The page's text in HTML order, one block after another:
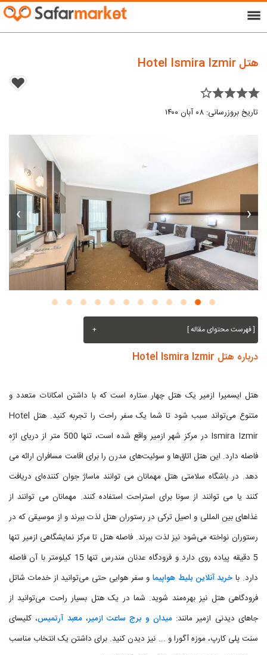
menu
هتل Hotel Ismira Izmir
star_border star star star star
تاریخ بروزرسانی: ۰۸ آبان ۱۴۰۰
‹
›
[ فهرست محتوای مقاله ] +
درباره هتل Hotel Ismira Izmir
هتل ایسمیرا ازمیر یک هتل چهار ستاره است که با داشتن امکانات متعدد و
متنوع می‌تواند سبب شود تا شما یک سفر راحت را تجربه کنید. هتل Hotel
Ismira Izmir در مرکز شهر ازمیر واقع شده است، تنها 500 متر از دریای اژه
فاصله دارد. این هتل اتاق‌ها و سوئیت‌های مدرن را برای اقامت مسافران ارائه می
دهد. در باشگاه سلامتی هتل مهمانان می توانند ماساژ جوان کننده‌ای دریافت
کنند یا می توانند از سونا برای استراحت استفاده کنند. مهمانان می توانند از
غذاهای بین المللی و اصیل ترکی در رستوران هتل لذت ببرند و از موسیقی که در
رستوران نواخته می‌شود نیز لذت ببرند. فاصله هتل تا مرکز نمایشگاهی ازمیر تنها
5 دقیقه پیاده روی دارد و فرودگاه عدنان مندرس تنها 15 کیلومتر با آن فاصله
دارد. با خرید آنلاین بلیط هواپیماو سفر هوایی حتی می‌توانید از خدمات شاتل
فرودگاهی هتل نیز بهره‌مند شوید. شما در یک هتل بسیار راحت می‌توانید از
جاهای دیدنی ازمیر مانند:میدان و برج ساعت ازمیر،معبد آرتمیس، کلیسای
سنت پلی کارپ، موزه آگورا و ... نیز دیدن کنید. برای داشتن یک انتخاب مناسب